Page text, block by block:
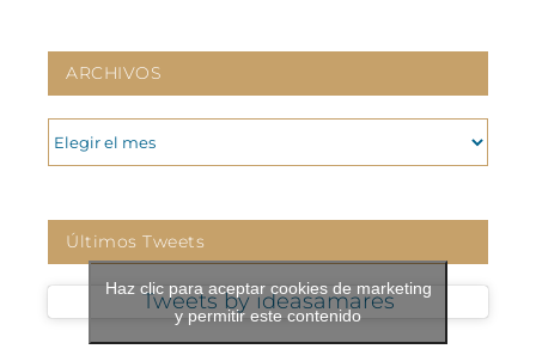
ARCHIVOS
ARCHIVOS
Últimos Tweets
Tweets by ideasamares
Haz clic para aceptar cookies de marketing
y permitir este contenido